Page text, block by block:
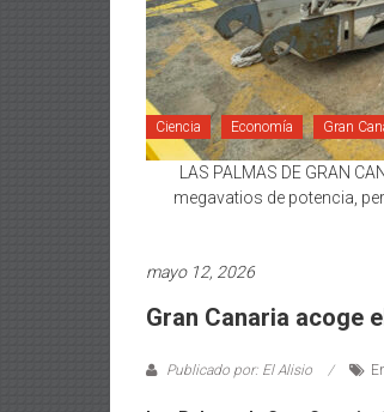
Ciencia Economía Gran
LAS PALMAS DE GRAN
megavatios de potencia,
mayo 12, 2026
Gran Canaria acoge
Publicado por: El Alisio